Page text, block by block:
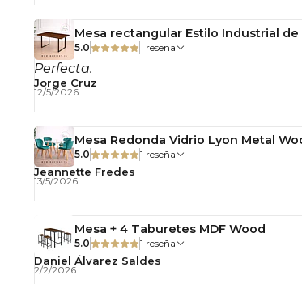
Mesa rectangular Estilo Industrial
5.0 1 reseña
Perfecta.
Jorge Cruz
12/5/2026
Mesa Redonda Vidrio Lyon Metal
5.0 1 reseña
Jeannette Fredes
13/5/2026
Mesa + 4 Taburetes MDF Wood
5.0 1 reseña
Daniel Álvarez Saldes
2/2/2026